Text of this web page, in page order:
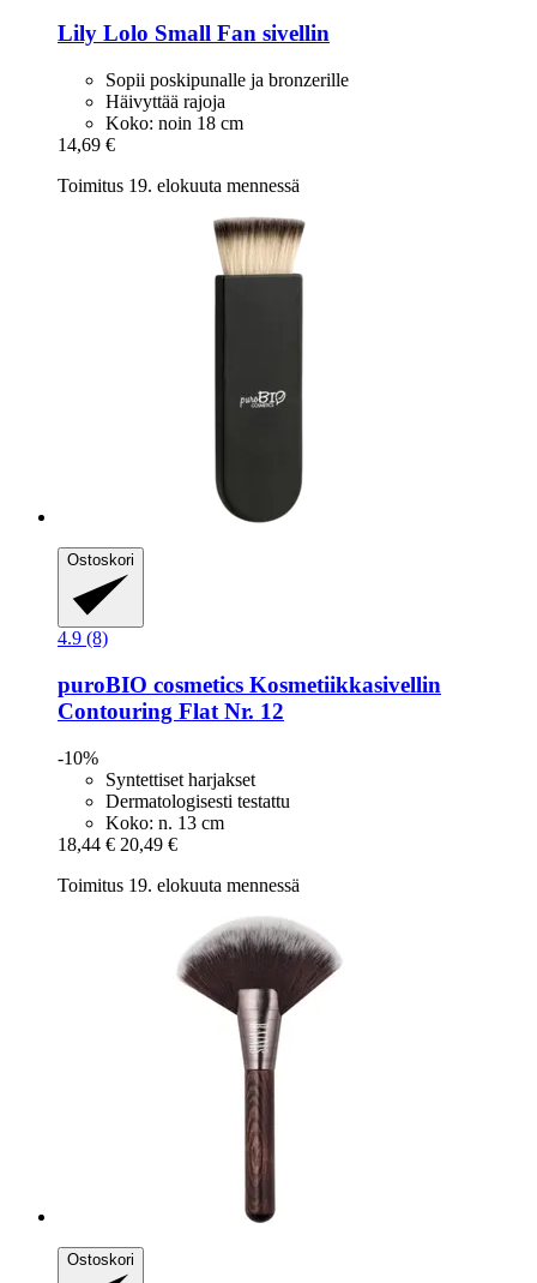
Lily Lolo Small Fan sivellin
Sopii poskipunalle ja bronzerille
Häivyttää rajoja
Koko: noin 18 cm
14,69 €
Toimitus 19. elokuuta mennessä
Ostoskori
4.9 (8)
puroBIO cosmetics Kosmetiikkasivellin
Contouring Flat Nr. 12
-10%
Syntettiset harjakset
Dermatologisesti testattu
Koko: n. 13 cm
18,44 € 20,49 €
Toimitus 19. elokuuta mennessä
Ostoskori